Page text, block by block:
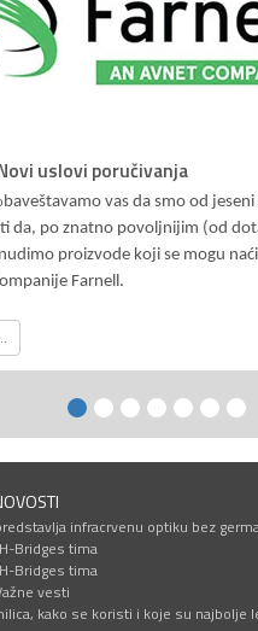
uslovi poručivanja
baveštavamo vas da smo od
da, po znatno povoljnijim (od
proizvode koji se mogu
Farnell.
infracrvenu optiku bez
Bridges tima
Bridges tima
vesti
kako se koristi i koje su najbolje